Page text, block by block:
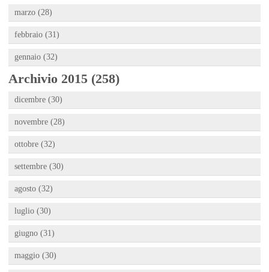
marzo (28)
febbraio (31)
gennaio (32)
Archivio 2015 (258)
dicembre (30)
novembre (28)
ottobre (32)
settembre (30)
agosto (32)
luglio (30)
giugno (31)
maggio (30)